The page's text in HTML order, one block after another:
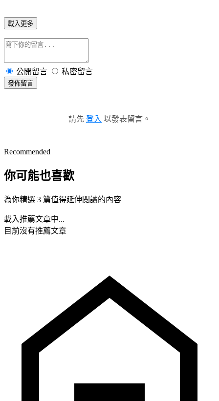
載入更多
公開留言 私密留言
發佈留言
請先 登入 以發表留言。
Recommended
你可能也喜歡
為你精選 3 篇值得延伸閱讀的內容
載入推薦文章中...
目前沒有推薦文章